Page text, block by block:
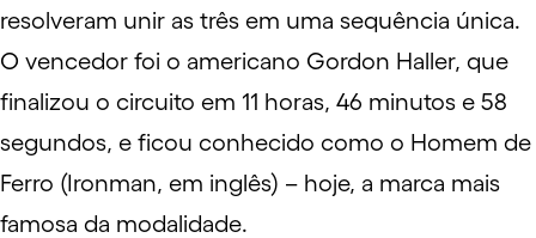
resolveram unir as três em uma sequência única.
O vencedor foi o americano Gordon Haller, que
finalizou o circuito em 11 horas, 46 minutos e 58
segundos, e ficou conhecido como o Homem de
Ferro (Ironman, em inglês) – hoje, a marca mais
famosa da modalidade.